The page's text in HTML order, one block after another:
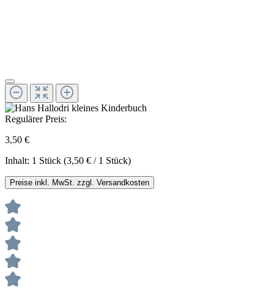
Regulärer Preis:
3,50 €
Inhalt: 1 Stück (3,50 € / 1 Stück)
Preise inkl. MwSt. zzgl. Versandkosten